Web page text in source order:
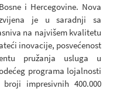
i Hercegovine. Nova
je u saradnji sa
na najvišem kvalitetu
inovacije, posvećenost
pružanja usluga u
programa lojalnosti
impresivnih 400.000